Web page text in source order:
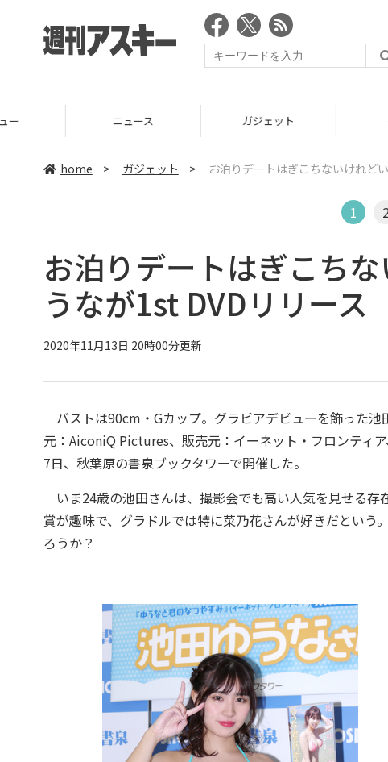
home > ガジェット > お泊りデートはぎこちないけれど
1
お泊りデートはぎこち
うなが1st DVDリリース
2020年11月13日 20時00分更新
バストは90cm・Gカップ。グラビアデビューを飾った
元：AiconiQ Pictures、販売元：イーネット・フロンティ
7日、秋葉原の書泉ブックタワーで開催した。
いま24歳の池田さんは、撮影会でも高い人気を見せる
賞が趣味で、グラドルでは特に菜乃花さんが好きだとい
ろうか？